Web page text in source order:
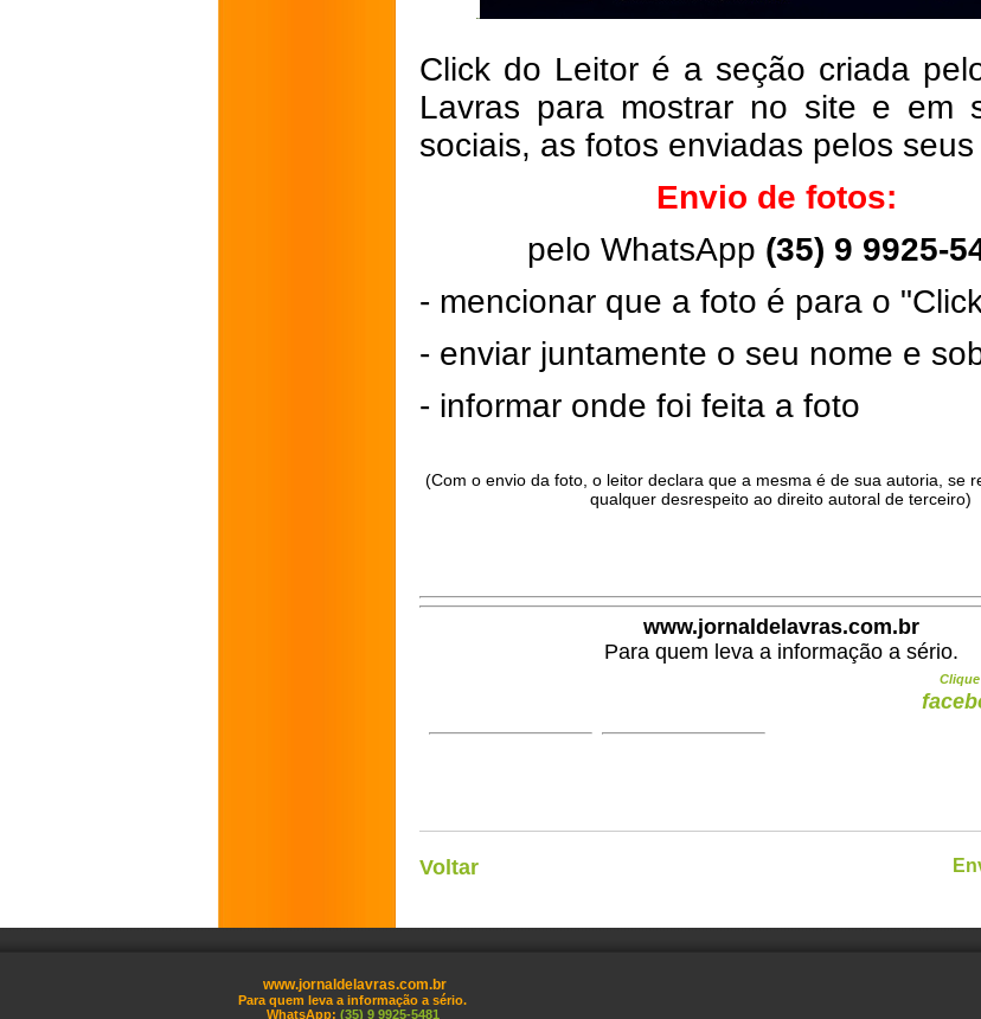
Click do Leitor é a seção criada
Lavras para mostrar no site e em
sociais, as fotos enviadas pelos
Envio de fotos:
pelo WhatsApp (35) 9 9925-
- mencionar que a foto é para o
- enviar juntamente o seu nome e
- informar onde foi feita a foto
(Com o envio da foto, o leitor declara que a mesma é de sua autoria, se
qualquer desrespeito ao direito autoral de terceiro)
www.jornaldelavras.com.br
Para quem leva a informação a sério.
Voltar
www.jornaldelavras.com.br
Para quem leva a informação a sério.
WhatsApp: (35) 9 9925-5481